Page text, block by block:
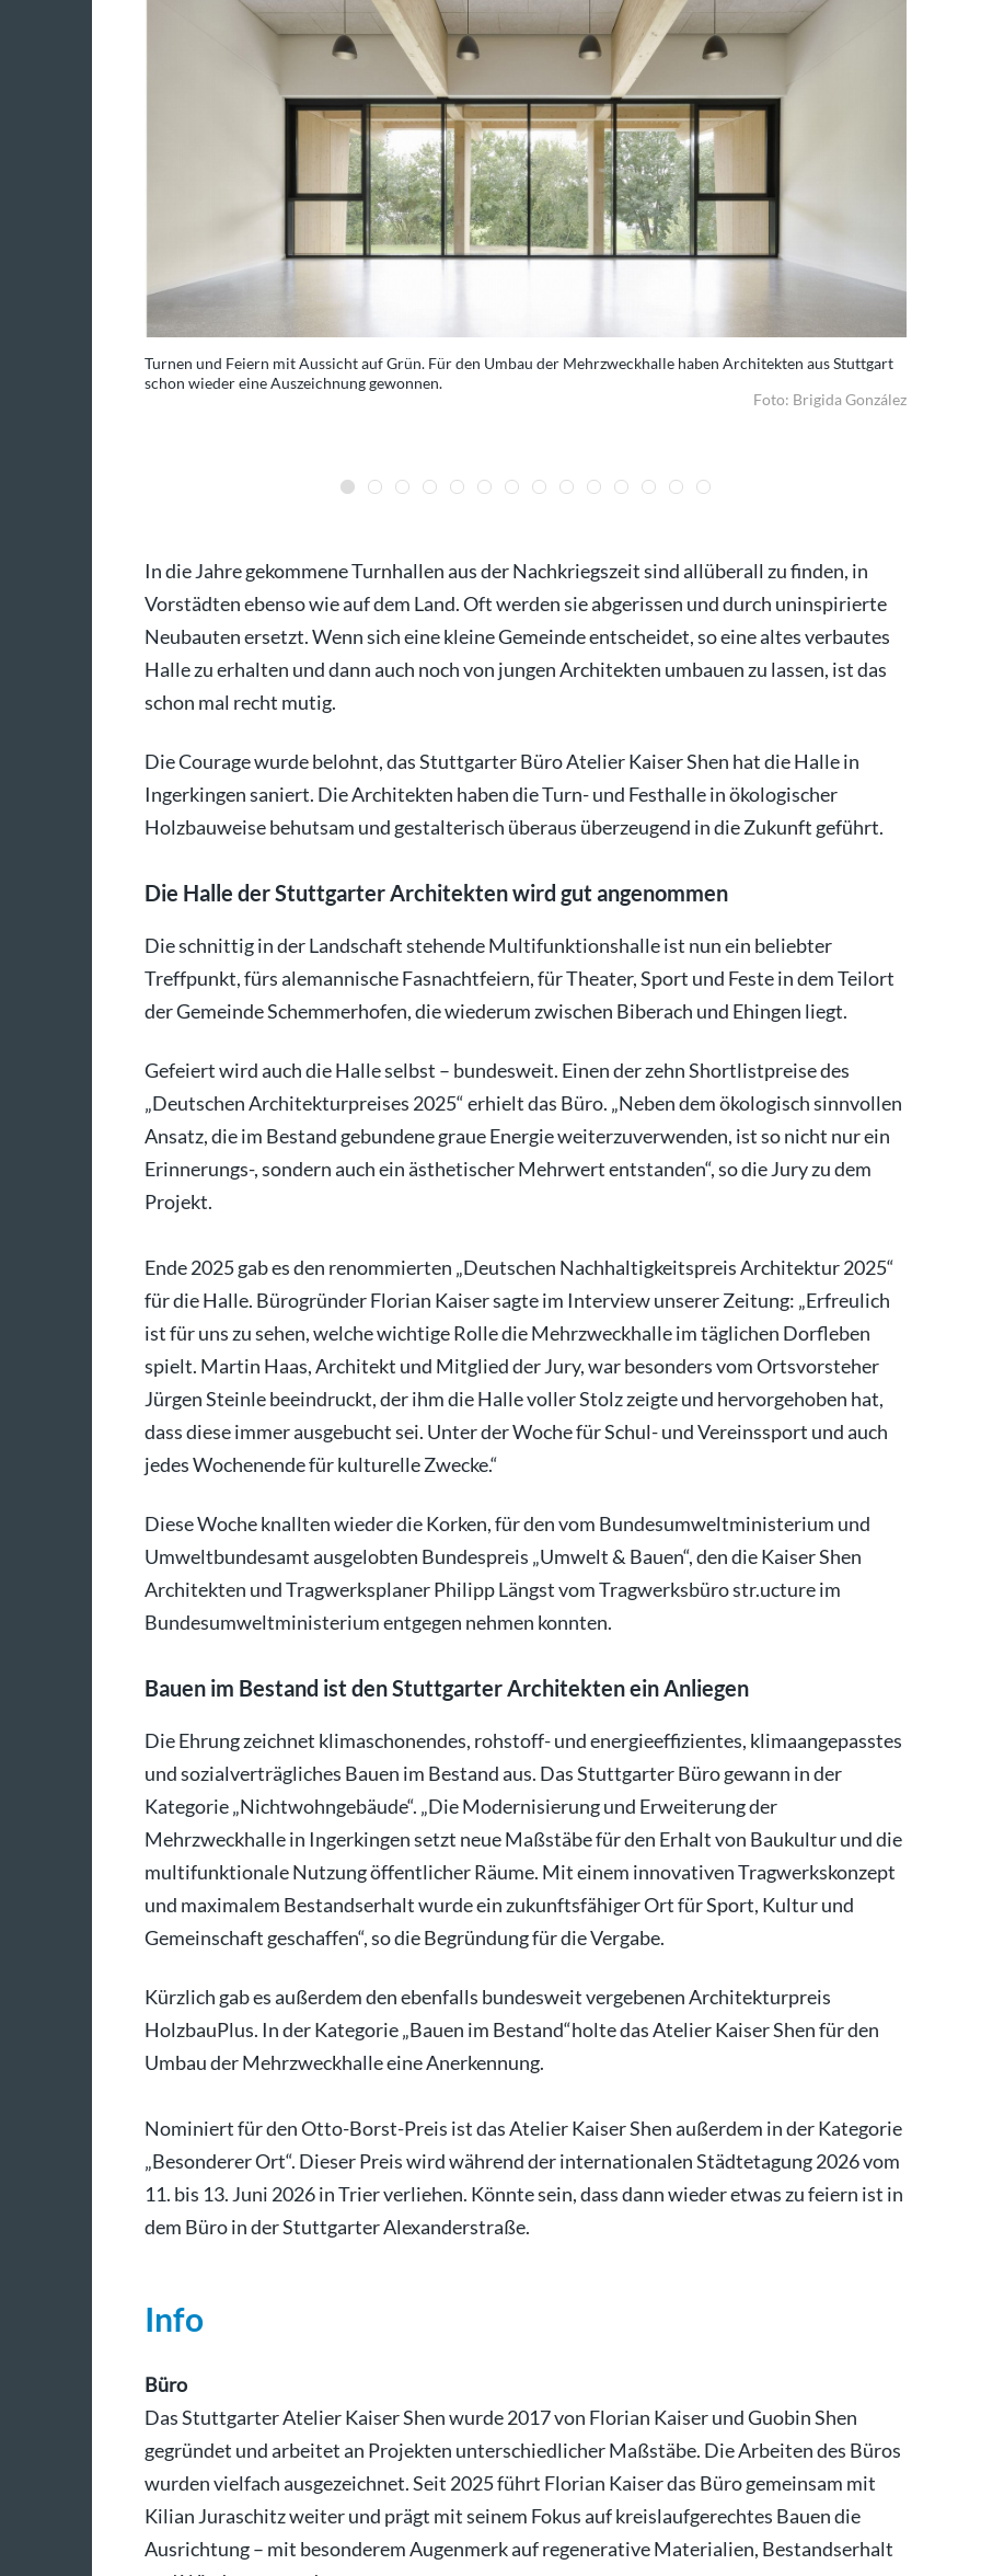
Turnen und Feiern mit Aussicht auf Grün. Für den Umbau der Mehrzweckhalle haben Architekten aus Stuttgart
schon wieder eine Auszeichnung gewonnen.
Foto: Brigida González
In die Jahre gekommene Turnhallen aus der Nachkriegszeit sind allüberall zu finden, in
Vorstädten ebenso wie auf dem Land. Oft werden sie abgerissen und durch uninspirierte
Neubauten ersetzt. Wenn sich eine kleine Gemeinde entscheidet, so eine altes verbautes
Halle zu erhalten und dann auch noch von jungen Architekten umbauen zu lassen, ist das
schon mal recht mutig.
Die Courage wurde belohnt, das Stuttgarter Büro Atelier Kaiser Shen hat die Halle in
Ingerkingen saniert. Die Architekten haben die Turn- und Festhalle in ökologischer
Holzbauweise behutsam und gestalterisch überaus überzeugend in die Zukunft geführt.
Die Halle der Stuttgarter Architekten wird gut angenommen
Die schnittig in der Landschaft stehende Multifunktionshalle ist nun ein beliebter
Treffpunkt, fürs alemannische Fasnachtfeiern, für Theater, Sport und Feste in dem Teilort
der Gemeinde Schemmerhofen, die wiederum zwischen Biberach und Ehingen liegt.
Gefeiert wird auch die Halle selbst – bundesweit. Einen der zehn Shortlistpreise des
„Deutschen Architekturpreises 2025“ erhielt das Büro. „Neben dem ökologisch sinnvollen
Ansatz, die im Bestand gebundene graue Energie weiterzuverwenden, ist so nicht nur ein
Erinnerungs-, sondern auch ein ästhetischer Mehrwert entstanden“, so die Jury zu dem
Projekt.
Ende 2025 gab es den renommierten „Deutschen Nachhaltigkeitspreis Architektur 2025“
für die Halle. Bürogründer Florian Kaiser sagte im Interview unserer Zeitung: „Erfreulich
ist für uns zu sehen, welche wichtige Rolle die Mehrzweckhalle im täglichen Dorfleben
spielt. Martin Haas, Architekt und Mitglied der Jury, war besonders vom Ortsvorsteher
Jürgen Steinle beeindruckt, der ihm die Halle voller Stolz zeigte und hervorgehoben hat,
dass diese immer ausgebucht sei. Unter der Woche für Schul- und Vereinssport und auch
jedes Wochenende für kulturelle Zwecke.“
Diese Woche knallten wieder die Korken, für den vom Bundesumweltministerium und
Umweltbundesamt ausgelobten Bundespreis „Umwelt & Bauen“, den die Kaiser Shen
Architekten und Tragwerksplaner Philipp Längst vom Tragwerksbüro str.ucture im
Bundesumweltministerium entgegen nehmen konnten.
Bauen im Bestand ist den Stuttgarter Architekten ein Anliegen
Die Ehrung zeichnet klimaschonendes, rohstoff- und energieeffizientes, klimaangepasstes
und sozialverträgliches Bauen im Bestand aus. Das Stuttgarter Büro gewann in der
Kategorie „Nichtwohngebäude“. „Die Modernisierung und Erweiterung der
Mehrzweckhalle in Ingerkingen setzt neue Maßstäbe für den Erhalt von Baukultur und die
multifunktionale Nutzung öffentlicher Räume. Mit einem innovativen Tragwerkskonzept
und maximalem Bestandserhalt wurde ein zukunftsfähiger Ort für Sport, Kultur und
Gemeinschaft geschaffen“, so die Begründung für die Vergabe.
Kürzlich gab es außerdem den ebenfalls bundesweit vergebenen Architekturpreis
HolzbauPlus. In der Kategorie „Bauen im Bestand“holte das Atelier Kaiser Shen für den
Umbau der Mehrzweckhalle eine Anerkennung.
Nominiert für den Otto-Borst-Preis ist das Atelier Kaiser Shen außerdem in der Kategorie
„Besonderer Ort“. Dieser Preis wird während der internationalen Städtetagung 2026 vom
11. bis 13. Juni 2026 in Trier verliehen. Könnte sein, dass dann wieder etwas zu feiern ist in
dem Büro in der Stuttgarter Alexanderstraße.
Info
Büro
Das Stuttgarter Atelier Kaiser Shen wurde 2017 von Florian Kaiser und Guobin Shen
gegründet und arbeitet an Projekten unterschiedlicher Maßstäbe. Die Arbeiten des Büros
wurden vielfach ausgezeichnet. Seit 2025 führt Florian Kaiser das Büro gemeinsam mit
Kilian Juraschitz weiter und prägt mit seinem Fokus auf kreislaufgerechtes Bauen die
Ausrichtung – mit besonderem Augenmerk auf regenerative Materialien, Bestandserhalt